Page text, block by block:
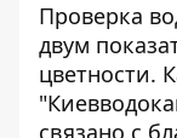
Проверка
двум
цветности.
связано с